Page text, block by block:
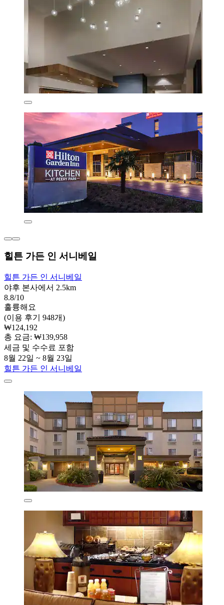
힐튼 가든 인 서니베일
힐튼 가든 인 서니베일
야후 본사에서 2.5km
8.8/10
훌륭해요
(이용 후기 948개)
₩124,192
총 요금: ₩139,958
세금 및 수수료 포함
8월 22일 ~ 8월 23일
힐튼 가든 인 서니베일